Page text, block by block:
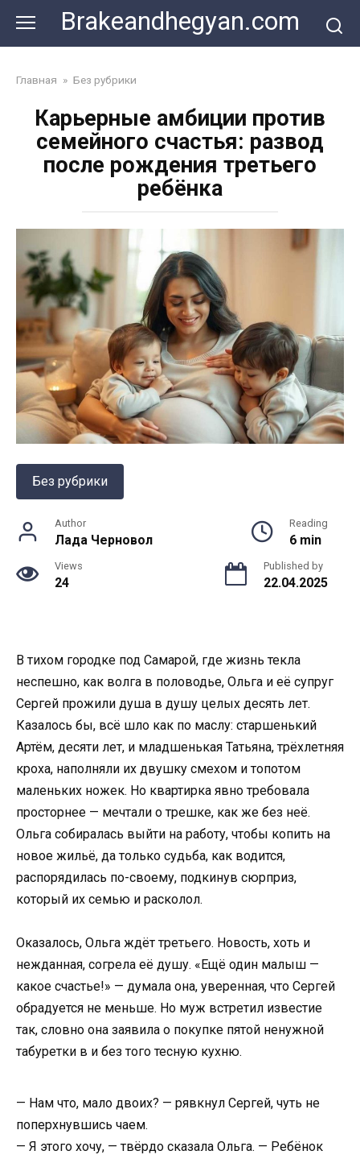
content
Brakeandhegyan.com
Главная » Без рубрики
Карьерные амбиции против
семейного счастья: развод
после рождения третьего
ребёнка
Без рубрики
Author
Лада Черновол
Reading
6 min
Views
24
Published by
22.04.2025
В тихом городке под Самарой, где жизнь текла
неспешно, как волга в половодье, Ольга и её супруг
Сергей прожили душа в душу целых десять лет.
Казалось бы, всё шло как по маслу: старшенький
Артём, десяти лет, и младшенькая Татьяна, трёхлетняя
кроха, наполняли их двушку смехом и топотом
маленьких ножек. Но квартирка явно требовала
просторнее — мечтали о трешке, как же без неё.
Ольга собиралась выйти на работу, чтобы копить на
новое жильё, да только судьба, как водится,
распорядилась по-своему, подкинув сюрприз,
который их семью и расколол.
Оказалось, Ольга ждёт третьего. Новость, хоть и
нежданная, согрела её душу. «Ещё один малыш —
какое счастье!» — думала она, уверенная, что Сергей
обрадуется не меньше. Но муж встретил известие
так, словно она заявила о покупке пятой ненужной
табуретки в и без того тесную кухню.
— Нам что, мало двоих? — рявкнул Сергей, чуть не
поперхнувшись чаем.
— Я этого хочу, — твёрдо сказала Ольга. — Ребёнок